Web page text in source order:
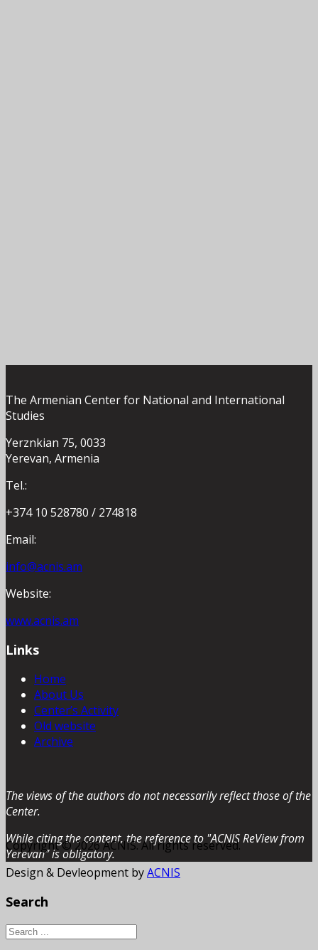
The Armenian Center for National and International
Studies
Yerznkian 75, 0033
Yerevan, Armenia
Tel.:
+374 10 528780 / 274818
Email:
info@acnis.am
Website:
www.acnis.am
Links
Home
About Us
Center’s Activity
Old website
Archive
The views of the authors do not necessarily reflect those of the
Center.
While citing the content, the reference to "ACNIS ReView from
Yerevan” is obligatory.
Copyright © 2026 ACNIS. All rights reserved.
Design & Devleopment byACNIS
Search